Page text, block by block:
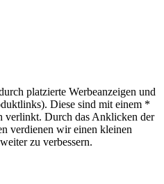
platzierte Werbeanzeigen und
Diese sind mit einem *
verlinkt. Durch das Anklicken der
verdienen wir einen kleinen
zu verbessern.